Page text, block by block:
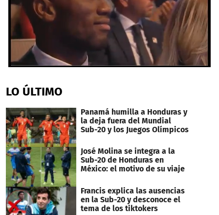
of
1
2
seconds
LO ÚLTIMO
Panamá humilla a Honduras y
la deja fuera del Mundial
Sub-20 y los Juegos Olímpicos
José Molina se integra a la
Sub-20 de Honduras en
México: el motivo de su viaje
Francis explica las ausencias
en la Sub-20 y desconoce el
tema de los tiktokers